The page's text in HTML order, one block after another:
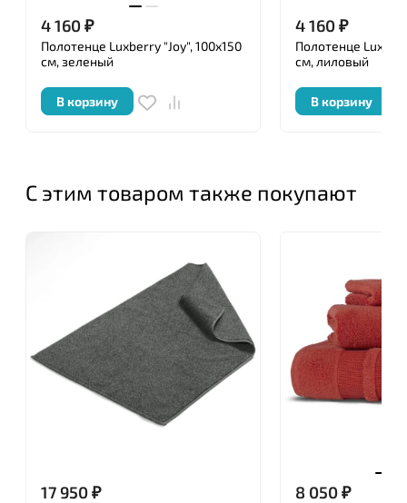
4 160₽
Полотенце Luxberry "Joy", 100x150
см, зеленый
В корзину
4 160₽
Полотенце
см, лиловый
В корзину
С этим товаром также покупают
17 950₽ 8 050₽